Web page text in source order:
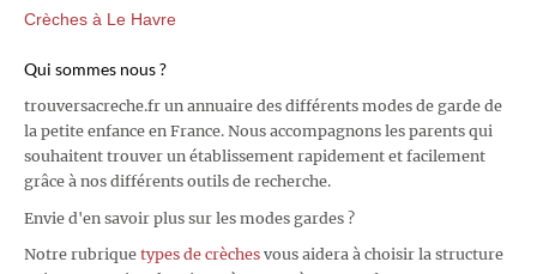
Crèches à Le Havre
Qui sommes nous ?
trouversacreche.fr un annuaire des différents modes de garde de
la petite enfance en France. Nous accompagnons les parents qui
souhaitent trouver un établissement rapidement et facilement
grâce à nos différents outils de recherche.
Envie d'en savoir plus sur les modes gardes ?
Notre rubrique types de crèches vous aidera à choisir la structure